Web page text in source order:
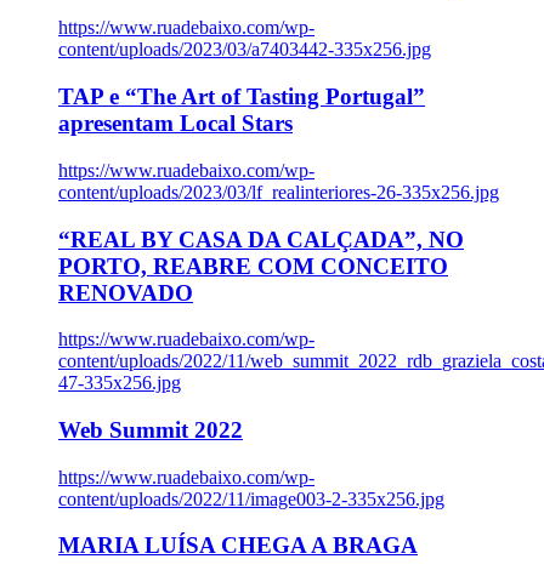
https://www.ruadebaixo.com/wp-
content/uploads/2023/03/a7403442-335x256.jpg
TAP e “The Art of Tasting Portugal”
apresentam Local Stars
https://www.ruadebaixo.com/wp-
content/uploads/2023/03/lf_realinteriores-26-335x256.jpg
“REAL BY CASA DA CALÇADA”, NO
PORTO, REABRE COM CONCEITO
RENOVADO
https://www.ruadebaixo.com/wp-
content/uploads/2022/11/
47-335x256.jpg
Web Summit 2022
https://www.ruadebaixo.com/wp-
content/uploads/2022/11/image003-2-335x256.jpg
MARIA LUÍSA CHEGA A BRAGA